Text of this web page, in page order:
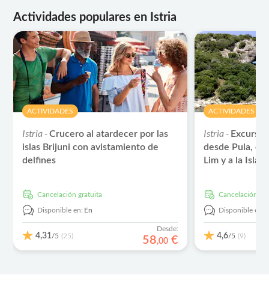
Actividades populares en Istria
ACTIVIDADES
Istria -Crucero al atardecer por las
islas Brijuni con avistamiento de
delfines
cancelación gratuita
Disponible en: En
4,31/5 (25)
Desde:
58,00 €
ACTIVIDADES
Istria -
desde Pula,
Lim y a la Isla
cancelación
Disponible en:
4,6/5 (9)